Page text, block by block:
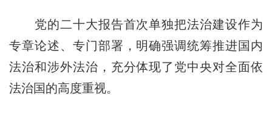
党的二十大报告首次单独把法治建设作为
专章论述、专门部署，明确强调统筹推进国内
法治和涉外法治，充分体现了党中央对全面依
法治国的高度重视。